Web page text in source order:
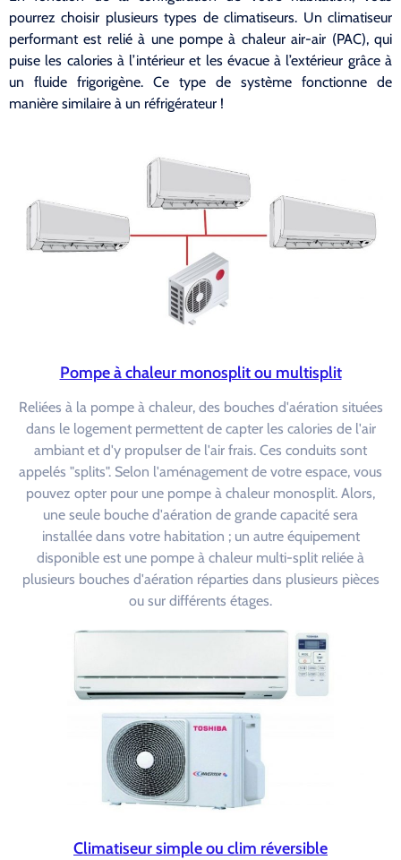
pourrez choisir plusieurs types de climatiseurs. Un climatiseur
performant est relié à une pompe à chaleur air-air (PAC), qui
puise les calories à l’intérieur et les évacue à l’extérieur grâce à
un fluide frigorigène. Ce type de système fonctionne de
manière similaire à un réfrigérateur !
Pompe à chaleur monosplit ou multisplit
Reliées à la pompe à chaleur, des bouches d'aération situées
dans le logement permettent de capter les calories de l'air
ambiant et d'y propulser de l'air frais. Ces conduits sont
appelés "splits". Selon l'aménagement de votre espace, vous
pouvez opter pour une pompe à chaleur monosplit. Alors,
une seule bouche d'aération de grande capacité sera
installée dans votre habitation ; un autre équipement
disponible est une pompe à chaleur multi-split reliée à
plusieurs bouches d'aération réparties dans plusieurs pièces
ou sur différents étages.
Climatiseur simple ou clim réversible